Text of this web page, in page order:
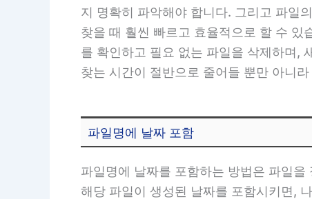
지 명확히 파악해야 합니다. 그리고 파일
찾을 때 훨씬 빠르고 효율적으로 할 수 있
를 확인하고 필요 없는 파일을 삭제하며,
찾는 시간이 절반으로 줄어들 뿐만 아니
파일명에 날짜 포함
파일명에 날짜를 포함하는 방법은 파일
해당 파일이 생성된 날짜를 포함시키면,